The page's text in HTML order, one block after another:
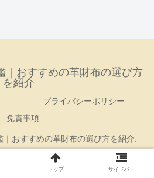
｜おすすめの革財布の選び方
を紹介
プライバシーポリシー
免責事項
おすすめの革財布の選び方を紹介.
トップ サイドバー